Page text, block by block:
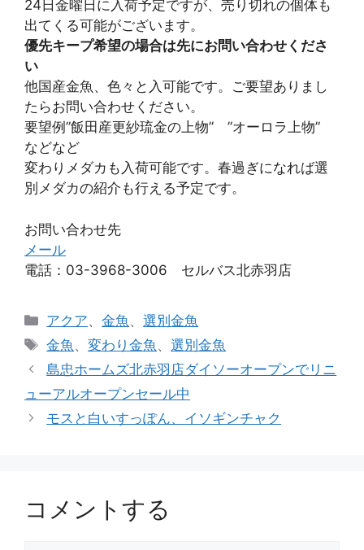
24日金曜日に入荷予定ですが、売り切れの個体も
出てくる可能がございます。
優先キープ希望の場合は先にお問い合わせくださ
い
他国産金魚、色々と入可能です。ご要望ありまし
たらお問い合わせください。
要望例”飯田産更紗琉金の上物” ”オーロラ上物”
などなど
変わりメダカも入荷可能です。春過ぎになれば選
別メダカの紹介も行える予定です。
お問い合わせ先
メール
電話：03-3968-3006 セルバス北赤羽店
カ
テ
リ
ー
アクア、金魚 、選別金魚
タ
グ
金魚 、変わり金魚 、選別金魚
島忠ホームズ北赤羽店ダイソーオープンでリニ
ューアルオープンセール中
モスと白いすっぽん、イソギンチャク
コメントする